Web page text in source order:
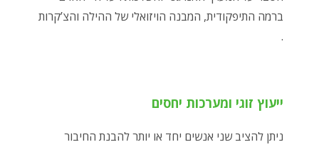
ברמה התיפקודית, המבנה הויזואלי של ההילה והצ’קרות
.
ייעוץ זוגי ומערכות יחסים
ניתן להציב שני אנשים יחד או יותר להבנת החיבור